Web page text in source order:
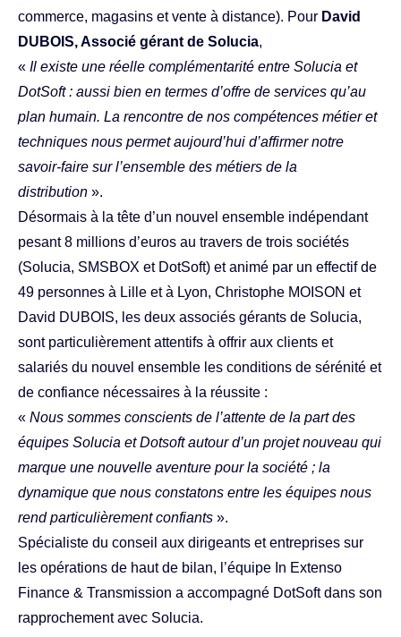
commerce, magasins et vente à distance). Pour David
DUBOIS, Associé gérant de Solucia,
« Il existe une réelle complémentarité entre Solucia et
DotSoft : aussi bien en termes d’offre de services qu’au
plan humain. La rencontre de nos compétences métier et
techniques nous permet aujourd’hui d’affirmer notre
savoir-faire sur l’ensemble des métiers de la
distribution ».
Désormais à la tête d’un nouvel ensemble indépendant
pesant 8 millions d’euros au travers de trois sociétés
(Solucia, SMSBOX et DotSoft) et animé par un effectif de
49 personnes à Lille et à Lyon, Christophe MOISON et
David DUBOIS, les deux associés gérants de Solucia,
sont particulièrement attentifs à offrir aux clients et
salariés du nouvel ensemble les conditions de sérénité et
de confiance nécessaires à la réussite :
« Nous sommes conscients de l’attente de la part des
équipes Solucia et Dotsoft autour d’un projet nouveau qui
marque une nouvelle aventure pour la société ; la
dynamique que nous constatons entre les équipes nous
rend particulièrement confiants ».
Spécialiste du conseil aux dirigeants et entreprises sur
les opérations de haut de bilan, l’équipe In Extenso
Finance & Transmission a accompagné DotSoft dans son
rapprochement avec Solucia.